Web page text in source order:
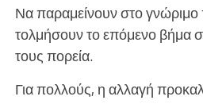
Να παραμείνουν στο γνώριμο
τολμήσουν το επόμενο βήμα
τους πορεία.
Για πολλούς, η αλλαγή